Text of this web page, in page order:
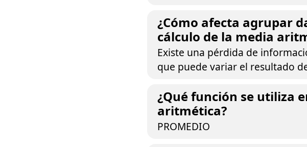
¿Cómo afecta agrupar
cálculo de la media
Existe una pérdida de
que puede variar el resultado
¿Qué función se utiliza
aritmética?
PROMEDIO